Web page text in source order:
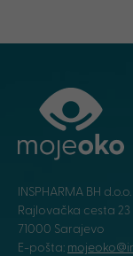
INSPHARMA BH
Rajlovačka cesta 23
71000 Sarajevo
E-pošta: